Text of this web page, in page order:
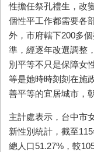
性擔任祭孔禮生，改
個性平工作都需要各
外，市府轄下200多
準，經逐年改選調整
別平等不只是保障女
等是她時時刻刻在施
善平等的宜居城市，
主計處表示，台中市
新性別統計，截至
總人口51.27%，較